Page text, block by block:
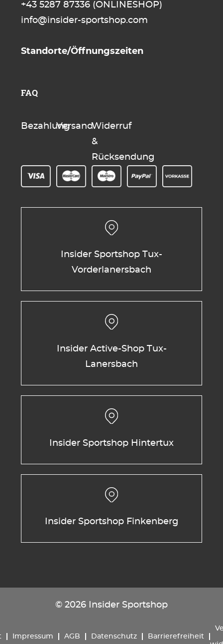
+43 5287 87336 (ONLINESHOP)
info@insider-sportshop.com
Standorte/Öffnungszeiten
FAQ
BezahlungVersandWiderruf
&
Rücksendung
Insider Sportshop Tux-
Vorderlanersbach
Insider Active-Shop Tux-
Lanersbach
Insider Sportshop Hintertux
Insider Sportshop Finkenberg
© 2026 Insider Sportshop
Impressum AGB Datenschutz Barrierefreiheit